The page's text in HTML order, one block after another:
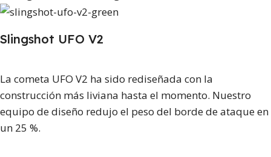
Slingshot UFO V2
La cometa UFO V2 ha sido rediseñada con la
construcción más liviana hasta el momento. Nuestro
equipo de diseño redujo el peso del borde de ataque en
un 25 %.